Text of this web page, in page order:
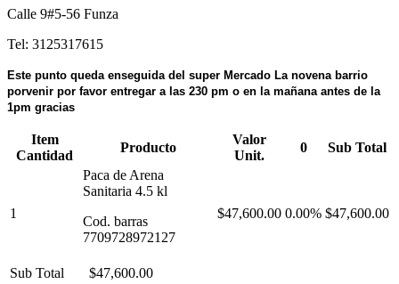
Calle 9#5-56 Funza
Tel: 3125317615
Este punto queda enseguida del super Mercado La novena barrio
porvenir por favor entregar a las 230 pm o en la mañana antes de la
1pm gracias
Item
Cantidad
Producto
Valor
Unit.
0 Sub Total
1
Paca de Arena
Sanitaria 4.5 kl
Cod. barras
7709728972127
$47,600.00 0.00% $47,600.00
Sub Total $47,600.00